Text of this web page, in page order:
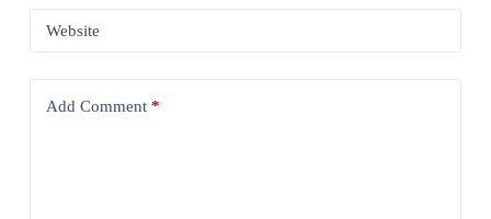
Website
Add Comment*